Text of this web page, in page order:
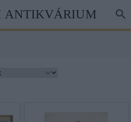
ANTIKVÁRIUM